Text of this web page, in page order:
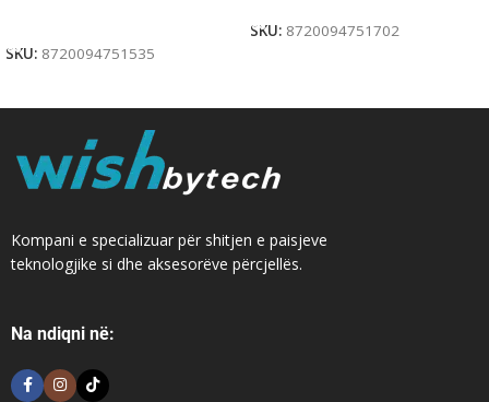
SKU: 8720094751535
SKU: 8720094751702
Kompani e specializuar për shitjen e paisjeve
teknologjike si dhe aksesorëve përcjellës.
Na ndiqni në: